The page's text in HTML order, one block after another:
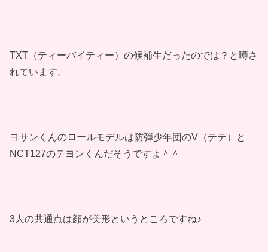
TXT（ティーバイティー）の候補生だったのでは？と噂さ
れています。
ヨサンくんのロールモデルは防弾少年団のV（テテ）と
NCT127のテヨンくんだそうですよ＾＾
3人の共通点は顔が美形というところですね♪